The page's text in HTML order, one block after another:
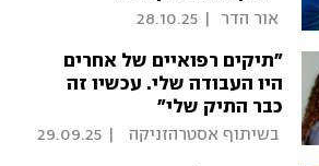
אור הדר 28.10.25
"תיקים רפואיים של אחרים
היו העבודה שלי. עכשיו זה
כבר התיק שלי"
בשיתוף אסטרהזניקה
29.09.25